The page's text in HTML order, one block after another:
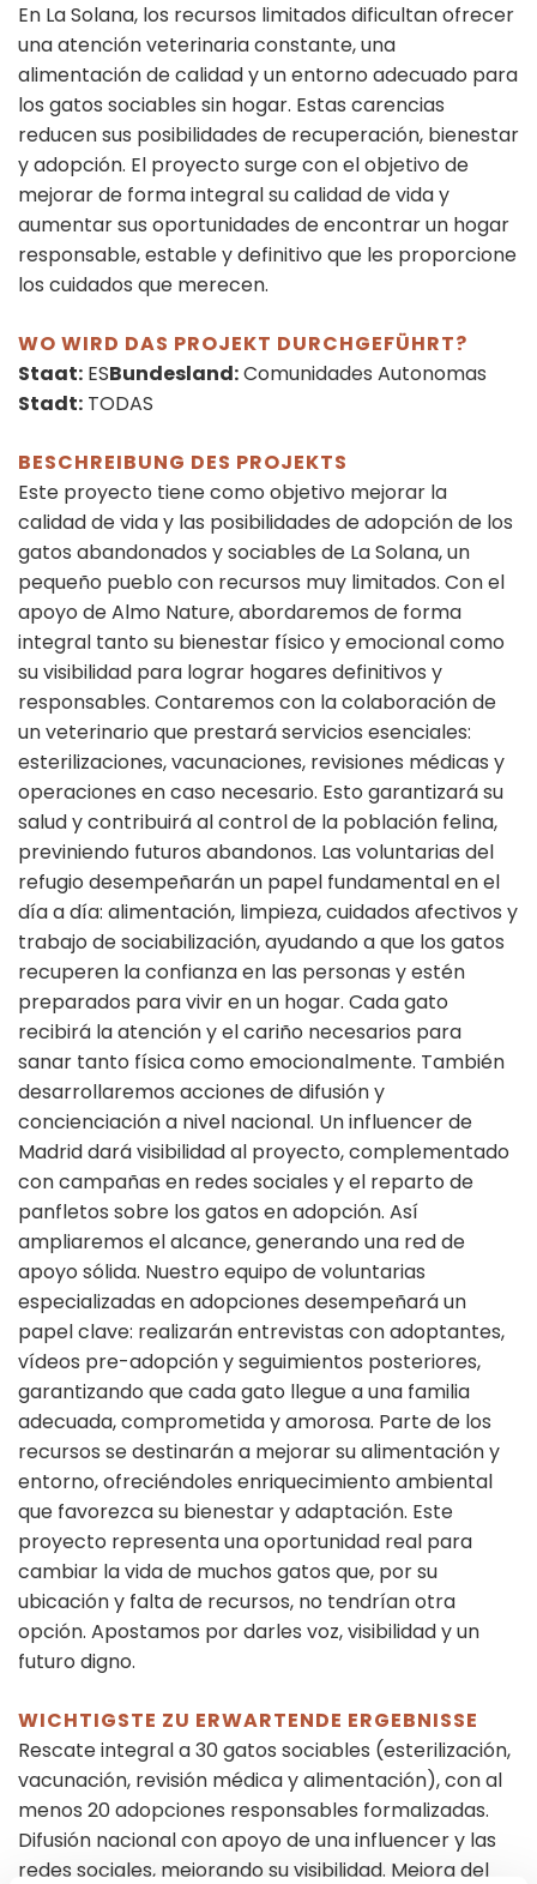
En La Solana, los recursos limitados dificultan ofrecer
una atención veterinaria constante, una
alimentación de calidad y un entorno adecuado para
los gatos sociables sin hogar. Estas carencias
reducen sus posibilidades de recuperación, bienestar
y adopción. El proyecto surge con el objetivo de
mejorar de forma integral su calidad de vida y
aumentar sus oportunidades de encontrar un hogar
responsable, estable y definitivo que les proporcione
los cuidados que merecen.
WO WIRD DAS PROJEKT DURCHGEFÜHRT?
Staat: ESBundesland:Comunidades Autonomas
Stadt: TODAS
BESCHREIBUNG DES PROJEKTS
Este proyecto tiene como objetivo mejorar la
calidad de vida y las posibilidades de adopción de los
gatos abandonados y sociables de La Solana, un
pequeño pueblo con recursos muy limitados. Con el
apoyo de Almo Nature, abordaremos de forma
integral tanto su bienestar físico y emocional como
su visibilidad para lograr hogares definitivos y
responsables. Contaremos con la colaboración de
un veterinario que prestará servicios esenciales:
esterilizaciones, vacunaciones, revisiones médicas y
operaciones en caso necesario. Esto garantizará su
salud y contribuirá al control de la población felina,
previniendo futuros abandonos. Las voluntarias del
refugio desempeñarán un papel fundamental en el
día a día: alimentación, limpieza, cuidados afectivos y
trabajo de sociabilización, ayudando a que los gatos
recuperen la confianza en las personas y estén
preparados para vivir en un hogar. Cada gato
recibirá la atención y el cariño necesarios para
sanar tanto física como emocionalmente. También
desarrollaremos acciones de difusión y
concienciación a nivel nacional. Un influencer de
Madrid dará visibilidad al proyecto, complementado
con campañas en redes sociales y el reparto de
panfletos sobre los gatos en adopción. Así
ampliaremos el alcance, generando una red de
apoyo sólida. Nuestro equipo de voluntarias
especializadas en adopciones desempeñará un
papel clave: realizarán entrevistas con adoptantes,
vídeos pre-adopción y seguimientos posteriores,
garantizando que cada gato llegue a una familia
adecuada, comprometida y amorosa. Parte de los
recursos se destinarán a mejorar su alimentación y
entorno, ofreciéndoles enriquecimiento ambiental
que favorezca su bienestar y adaptación. Este
proyecto representa una oportunidad real para
cambiar la vida de muchos gatos que, por su
ubicación y falta de recursos, no tendrían otra
opción. Apostamos por darles voz, visibilidad y un
futuro digno.
WICHTIGSTE ZU ERWARTENDE ERGEBNISSE
Rescate integral a 30 gatos sociables (esterilización,
vacunación, revisión médica y alimentación), con al
menos 20 adopciones responsables formalizadas.
Difusión nacional con apoyo de una influencer y las
redes sociales, mejorando su visibilidad. Mejora del